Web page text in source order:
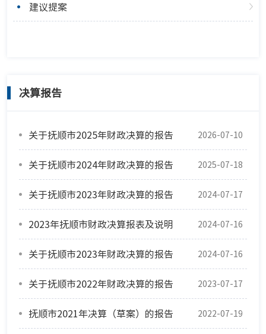
建议提案
决算报告
关于抚顺市2025年财政决算的报告 2026-07-10
关于抚顺市2024年财政决算的报告 2025-07-18
关于抚顺市2023年财政决算的报告 2024-07-17
2023年抚顺市财政决算报表及说明 2024-07-16
关于抚顺市2023年财政决算的报告 2024-07-16
关于抚顺市2022年财政决算的报告 2023-07-17
抚顺市2021年决算（草案）的报告 2022-07-19